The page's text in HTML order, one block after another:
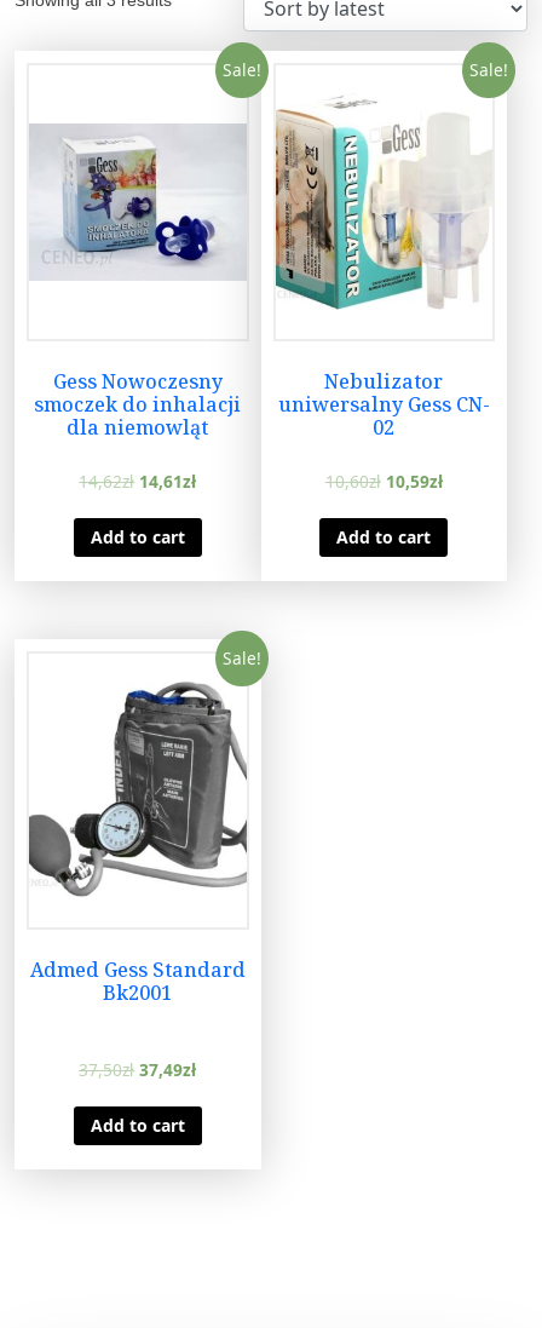
Sale!
Gess Nowoczesny
smoczek do inhalacji
dla niemowląt
14,62zł 14,61zł
Add to cart
Sale!
Nebulizator
uniwersalny Gess CN-
02
10,60zł 10,59zł
Add to cart
Sale!
Admed Gess Standard
Bk2001
37,50zł 37,49zł
Add to cart